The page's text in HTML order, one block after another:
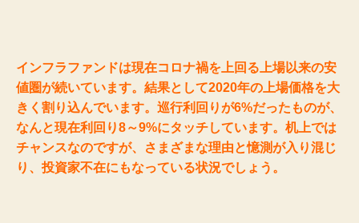
インフラファンドは現在コロナ禍を上回る上場以来の安
値圏が続いています。結果として2020年の上場価格を大
きく割り込んでいます。巡行利回りが6%だったものが、
なんと現在利回り8～9%にタッチしています。机上では
チャンスなのですが、さまざまな理由と憶測が入り混じ
り、投資家不在にもなっている状況でしょう。